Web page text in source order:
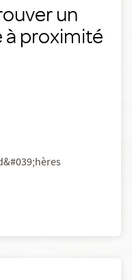
un
à proximité